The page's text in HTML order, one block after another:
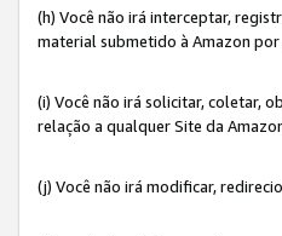
(h) Você não irá interceptar,
material submetido à Amazon
(i) Você não irá solicitar, coletar,
relação a qualquer Site da
(j) Você não irá modificar,